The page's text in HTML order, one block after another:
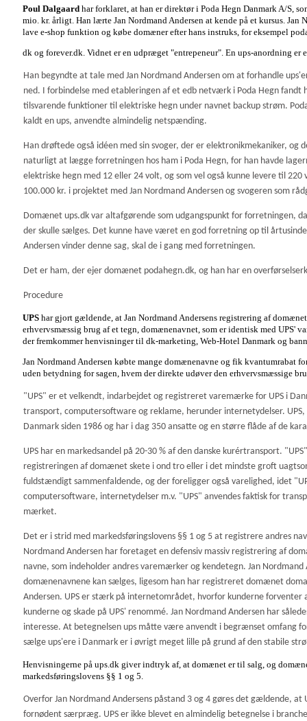
Poul Dalgaard har forklaret, at han er direktør i Poda Hegn Danmark A/S,
mio. kr. årligt. Han lærte Jan Nordmand Andersen at kende på et kursus.
lave e-shop funktion og købe domæner efter hans instruks, for eksempel
dk og forever.dk. Vidnet er en udpræget "entrepeneur". En ups-anordning er
Han begyndte at tale med Jan Nordmand Andersen om at forhandle
ned. I forbindelse med etableringen af et edb netværk i Poda Hegn fandt
tilsvarende funktioner til elektriske hegn under navnet backup strøm.
kaldt en ups, anvendte almindelig netspænding.
Han drøftede også idéen med sin svoger, der er elektronikmekaniker,
naturligt at lægge forretningen hos ham i Poda Hegn, for han havde
elektriske hegn med 12 eller 24 volt, og som vel også kunne levere til
100.000 kr. i projektet med Jan Nordmand Andersen og svogeren som
Domænet ups.dk var altafgørende som udgangspunkt for forretningen,
der skulle sælges. Det kunne have været en god forretning op til
Andersen vinder denne sag, skal de i gang med forretningen.
Det er ham, der ejer domænet podahegn.dk, og han har en
Procedure
UPS har gjort gældende, at Jan Nordmand Andersens registrering af
erhvervsmæssig brug af et tegn, domænenavnet, som er identisk med UPS'
der fremkommer henvisninger til dk-marketing, Web-Hotel Danmark og
Jan Nordmand Andersen købte mange domænenavne og fik kvantumrabat
uden betydning for sagen, hvem der direkte udøver den erhvervsmæssige
"UPS" er et velkendt, indarbejdet og registreret varemærke for UPS i
transport, computersoftware og reklame, herunder internetydelser.
Danmark siden 1986 og har i dag 350 ansatte og en større flåde af de
UPS har en markedsandel på 20-30 % af den danske kurértransport.
registreringen af domænet skete i ond tro eller i det mindste groft
fuldstændigt sammenfaldende, og der foreligger også varelighed, idet
computersoftware, internetydelser m.v. "UPS" anvendes faktisk for
mærket.
Det er i strid med markedsføringslovens §§ 1 og 5 at registrere andres
Nordmand Andersen har foretaget en defensiv massiv registrering af
navne, som indeholder andres varemærker og kendetegn. Jan
domænenavnene kan sælges, ligesom han har registreret domænet
Andersen. UPS er stærk på internetområdet, hvorfor kunderne
kunderne og skade på UPS' renommé. Jan Nordmand Andersen har
interesse. At betegnelsen ups måtte være anvendt i begrænset omfang
sælge ups'ere i Danmark er i øvrigt meget lille på grund af den stabile
Henvisningerne på ups.dk giver indtryk af, at domænet er til salg, og
markedsføringslovens §§ 1 og 5.
Overfor Jan Nordmand Andersens påstand 3 og 4 gøres det gældende,
fornødent særpræg. UPS er ikke blevet en almindelig betegnelse i